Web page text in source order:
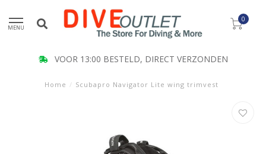
MENU
0
VOOR 13:00 BESTELD, DIRECT VERZONDEN
Home / Scubapro Navigator Lite wing trimvest